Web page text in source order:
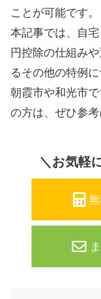
ことが可能です。
本記事では、自
円控除の仕組み
るその他の特例に
朝霞市や和光市
の方は、ぜひ参考
＼お気軽